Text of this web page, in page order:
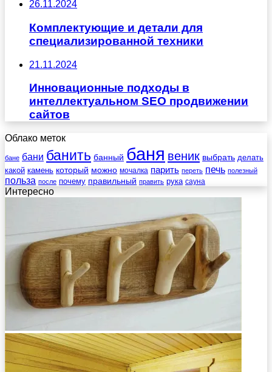
26.11.2024
Комплектующие и детали для
специализированной техники
21.11.2024
Инновационные подходы в
интеллектуальном SEO продвижении
сайтов
Облако меток
бане бани банить банный баня веник выбрать делать
какой камень который можно мочалка парить переть печь полезный
польза после почему правильный править рука сауна
Интересно